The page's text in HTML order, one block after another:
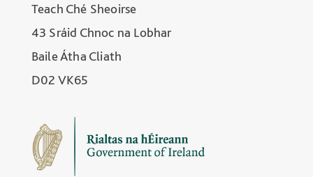
Teach Ché Sheoirse
43 Sráid Chnoc na Lobhar
Baile Átha Cliath
D02 VK65